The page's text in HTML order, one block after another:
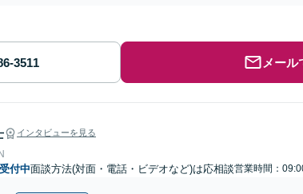
メール
インタビューを見る
付中面談方法(対面・電話・ビデオなど)は応相談営業時間：